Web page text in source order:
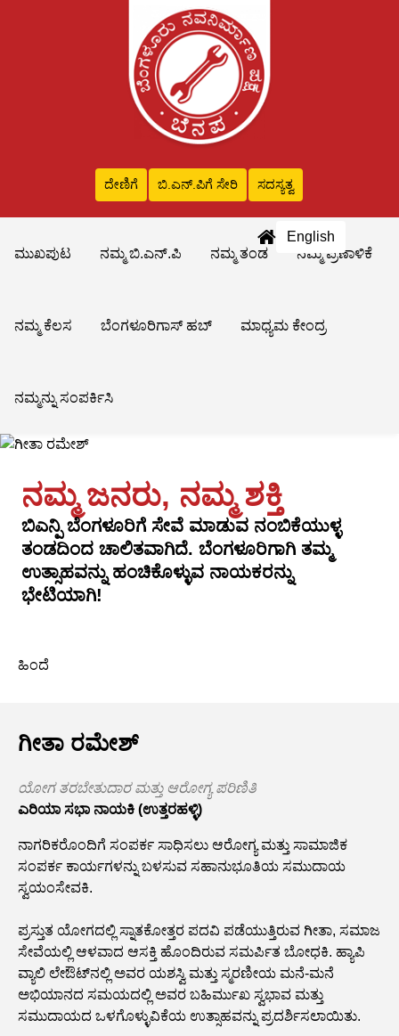
ದೇಣಿಗೆ ಬಿ.ಎನ್‌.ಪಿಗೆ ಸೇರಿ ಸದಸ್ಯತ್ವ
English
ಮುಖಪುಟ
ನಮ್ಮ ಬಿ.ಎನ್.ಪಿ ನಮ್ಮ ತಂಡ ನಮ್ಮ ಪ್ರಣಾಳಿಕೆ
ನಮ್ಮ ಕೆಲಸ ಬೆಂಗಳೂರಿಗಾಸ್ ಹಬ್ ಮಾಧ್ಯಮ ಕೇಂದ್ರ
ನಮ್ಮನ್ನು ಸಂಪರ್ಕಿಸಿ
ನಮ್ಮ ಜನರು, ನಮ್ಮ ಶಕ್ತಿ
ಬಿಎನ್ಪಿ ಬೆಂಗಳೂರಿಗೆ ಸೇವೆ ಮಾಡುವ ನಂಬಿಕೆಯುಳ್ಳ
ತಂಡದಿಂದ ಚಾಲಿತವಾಗಿದೆ. ಬೆಂಗಳೂರಿಗಾಗಿ ತಮ್ಮ
ಉತ್ಸಾಹವನ್ನು ಹಂಚಿಕೊಳ್ಳುವ ನಾಯಕರನ್ನು
ಭೇಟಿಯಾಗಿ!
ಹಿಂದೆ
ಗೀತಾ ರಮೇಶ್
ಯೋಗ ತರಬೇತುದಾರ ಮತ್ತು ಆರೋಗ್ಯ ಪರಿಣಿತಿ
ಎರಿಯಾ ಸಭಾ ನಾಯಕಿ (ಉತ್ತರಹಳ್ಳಿ)
ನಾಗರಿಕರೊಂದಿಗೆ ಸಂಪರ್ಕ ಸಾಧಿಸಲು ಆರೋಗ್ಯ ಮತ್ತು ಸಾಮಾಜಿಕ
ಸಂಪರ್ಕ ಕಾರ್ಯಗಳನ್ನು ಬಳಸುವ ಸಹಾನುಭೂತಿಯ ಸಮುದಾಯ
ಸ್ವಯಂಸೇವಕಿ.
ಪ್ರಸ್ತುತ ಯೋಗದಲ್ಲಿ ಸ್ನಾತಕೋತ್ತರ ಪದವಿ ಪಡೆಯುತ್ತಿರುವ ಗೀತಾ, ಸಮಾಜ
ಸೇವೆಯಲ್ಲಿ ಆಳವಾದ ಆಸಕ್ತಿ ಹೊಂದಿರುವ ಸಮರ್ಪಿತ ಬೋಧಕಿ. ಹ್ಯಾಪಿ
ವ್ಯಾಲಿ ಲೇಔಟ್‌ನಲ್ಲಿ ಅವರ ಯಶಸ್ವಿ ಮತ್ತು ಸ್ಮರಣೀಯ ಮನೆ-ಮನೆ
ಅಭಿಯಾನದ ಸಮಯದಲ್ಲಿ ಅವರ ಬಹಿರ್ಮುಖ ಸ್ವಭಾವ ಮತ್ತು
ಸಮುದಾಯದ ಒಳಗೊಳ್ಳುವಿಕೆಯ ಉತ್ಸಾಹವನ್ನು ಪ್ರದರ್ಶಿಸಲಾಯಿತು.